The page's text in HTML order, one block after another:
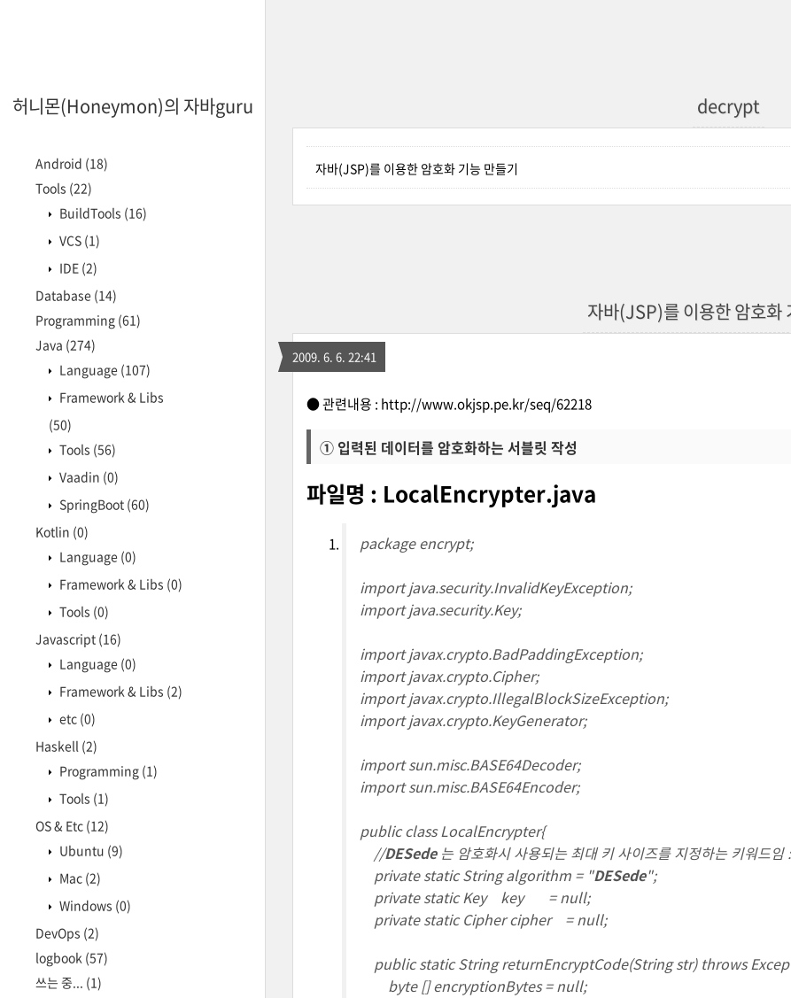
허니몬(Honeymon)의 자바guru
Android (18)
Tools (22)
BuildTools (16)
VCS (1)
IDE (2)
Database (14)
Programming (61)
Java (274)
Language (107)
Framework & Libs
(50)
Tools (56)
Vaadin (0)
SpringBoot (60)
Kotlin (0)
Language (0)
Framework & Libs (0)
Tools (0)
Javascript (16)
Language (0)
Framework & Libs (2)
etc (0)
Haskell (2)
Programming (1)
Tools (1)
OS & Etc (12)
Ubuntu (9)
Mac (2)
Windows (0)
DevOps (2)
logbook (57)
쓰는 중... (1)
decrypt
자바(JSP)를 이용한 암호화 기능 만들기
자바(JSP)를 이용한 암호화
2009. 6. 6. 22:41
● 관련내용 : http://www.okjsp.pe.kr/seq/62218
① 입력된 데이터를 암호화하는 서블릿 작성
파일명 : LocalEncrypter.java
package encrypt;
import java.security.InvalidKeyException;
import java.security.Key;
import javax.crypto.BadPaddingException;
import javax.crypto.Cipher;
import javax.crypto.IllegalBlockSizeException;
import javax.crypto.KeyGenerator;
import sun.misc.BASE64Decoder;
import sun.misc.BASE64Encoder;
public class LocalEncrypter{
//DESede는 암호화시 사용되는 최대 키 사이즈를 지정하는 키워드임 :
private static String algorithm = "DESede";
private static Key key = null;
private static Cipher cipher = null;
public static String returnEncryptCode(String str) throws
byte [] encryptionBytes = null;